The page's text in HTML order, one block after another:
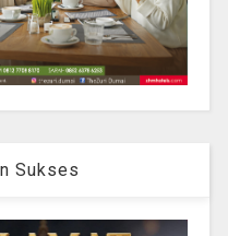
Sukses